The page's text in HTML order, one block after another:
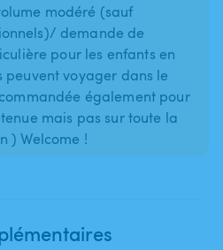
modéré (sauf
demande de
pour les enfants en
voyager dans le
également pour
mais pas sur toute la
) Welcome !